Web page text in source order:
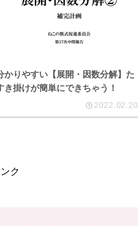
かりやすい【展開・因数分解】た
き掛けが簡単にできちゃう！
2022.02.20
ク